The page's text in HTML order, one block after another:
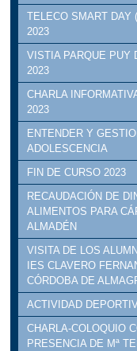
TELECO SMART DAY
2023
VISTIA PARQUE PUY
2023
CHARLA
2023
ENTENDER Y
ADOLESCENCIA
FIN DE CURSO 2023
RECAUDACIÓN DE
ALIMENTOS PARA
ALMADÉN
VISITA DE LOS
IES CLAVERO
CÓRDOBA DE
ACTIVIDAD
CHARLA-COLOQUIO
PRESENCIA DE Mª